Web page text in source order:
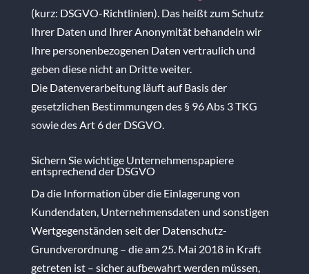
(kurz: DSGVO-Richtlinien). Das heißt zum Schutz
Ihrer Daten und Ihrer Anonymität behandeln wir
Ihre personenbezogenen Daten vertraulich und
geben diese nicht an Dritte weiter.
Die Datenverarbeitung läuft auf Basis der
gesetzlichen Bestimmungen des § 96 Abs 3 TKG
sowie des Art 6 der DSGVO.
Sichern Sie wichtige Unternehmenspapiere
entsprechend der DSGVO
Da die Information über die Einlagerung von
Kundendaten, Unternehmensdaten und sonstigen
Wertgegenständen seit der Datenschutz-
Grundverordnung – die am 25. Mai 2018 in Kraft
getreten ist – sicher aufbewahrt werden müssen,